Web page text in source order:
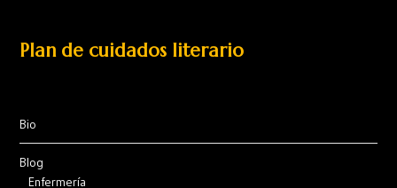
Plan de cuidados literario
Bio
Blog
Enfermería